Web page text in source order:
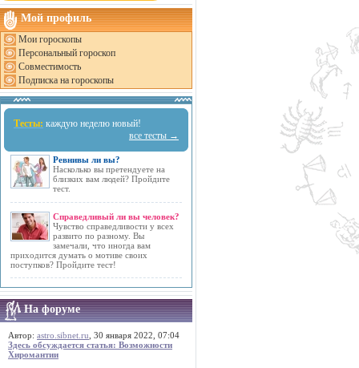
Мой профиль
Мои гороскопы
Персональный гороскоп
Совместимость
Подписка на гороскопы
Тесты: каждую неделю новый!
все тесты →
Ревнивы ли вы?
Насколько вы претендуете на
близких вам людей? Пройдите
тест.
Справедливый ли вы человек?
Чувство справедливости у всех
развито по разному. Вы
замечали, что иногда вам
приходится думать о мотиве своих
поступков? Пройдите тест!
На форуме
Автор: astro.sibnet.ru , 30 января 2022, 07:04
Здесь обсуждается статья: Возможности
Хиромантии